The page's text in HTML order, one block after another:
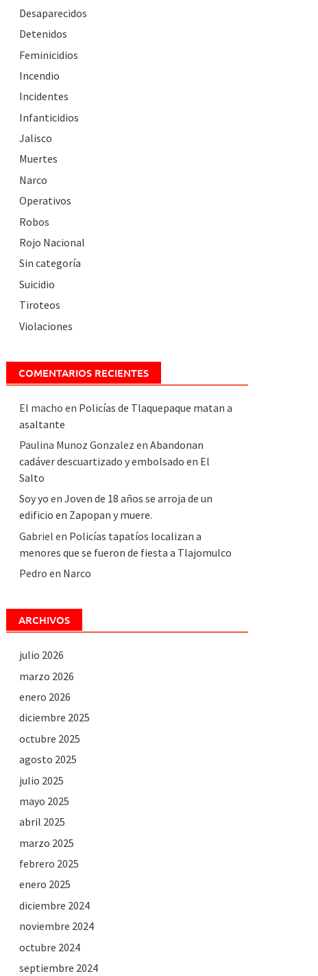
Desaparecidos
Detenidos
Feminicidios
Incendio
Incidentes
Infanticidios
Jalisco
Muertes
Narco
Operativos
Robos
Rojo Nacional
Sin categoría
Suicidio
Tiroteos
Violaciones
COMENTARIOS RECIENTES
El macho en Policías de Tlaquepaque matan a
asaltante
Paulina Munoz Gonzalez en Abandonan
cadáver descuartizado y embolsado en El
Salto
Soy yo en Joven de 18 años se arroja de un
edificio en Zapopan y muere.
Gabriel en Policías tapatíos localizan a
menores que se fueron de fiesta a Tlajomulco
Pedro en Narco
ARCHIVOS
julio 2026
marzo 2026
enero 2026
diciembre 2025
octubre 2025
agosto 2025
julio 2025
mayo 2025
abril 2025
marzo 2025
febrero 2025
enero 2025
diciembre 2024
noviembre 2024
octubre 2024
septiembre 2024